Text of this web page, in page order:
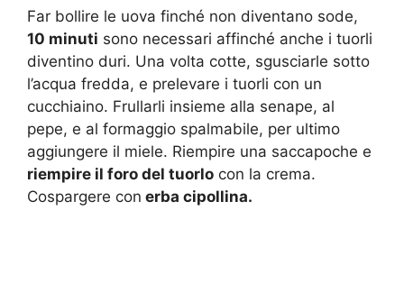
Far bollire le uova finché non diventano sode,
10 minuti sono necessari affinché anche i tuorli
diventino duri. Una volta cotte, sgusciarle sotto
l’acqua fredda, e prelevare i tuorli con un
cucchiaino. Frullarli insieme alla senape, al
pepe, e al formaggio spalmabile, per ultimo
aggiungere il miele. Riempire una saccapoche e
riempire il foro del tuorlo con la crema.
Cospargere con erba cipollina.